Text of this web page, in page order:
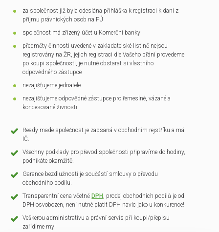
za společnost již byla odeslána přihláška k registraci k dani z
příjmu právnických osob na FÚ
společnost má zřízený účet u Komerční banky
předměty činnosti uvedené v zakladatelské listině nejsou
registrovány na ŽR, jejich registraci dle Vašeho přání provedeme
po koupi společnosti, je nutné obstarat si vlastního
odpovědného zástupce
nezajišťujeme jednatele
nezajišťujeme odpovědné zástupce pro řemeslné, vázané a
koncesované živnosti
Ready made společnost je zapsaná v obchodním rejstříku a má
IČ.
Všechny podklady pro převod společnosti připravíme do hodiny,
podnikáte okamžitě.
Garance bezdlužnosti je součástí smlouvy o převodu
obchodního podílu.
Transparentní cena včetně DPH , prodej obchodních podílů je od
DPH osvobozen, není nutné platit DPH navíc jako u konkurence!
Veškerou administrativu a právní servis při koupi/přepisu
zařídíme my!